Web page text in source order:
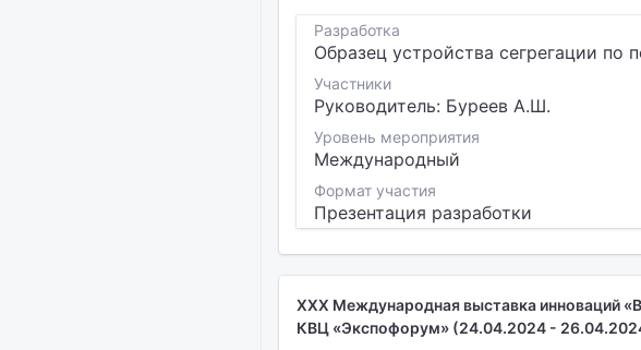
Разработка
Образец устройства сегрегации по
Участники
Руководитель: Буреев А.Ш.
Уровень мероприятия
Международный
Формат участия
Презентация разработки
XXX Международная выставка инноваций
КВЦ «Экспофорум» (24.04.2024 -